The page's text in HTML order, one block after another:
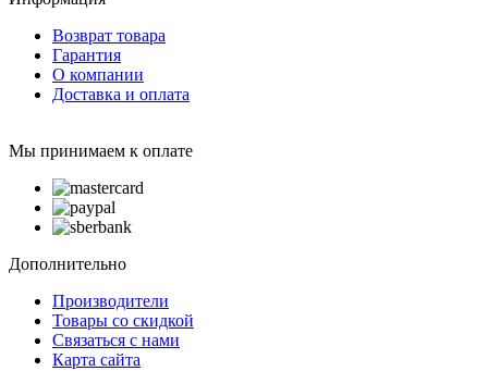
Возврат товара
Гарантия
О компании
Доставка и оплата
Мы принимаем к оплате
Дополнительно
Производители
Товары со скидкой
Связаться с нами
Карта сайта